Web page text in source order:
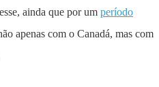
ainda que por um período
apenas com o Canadá, mas com